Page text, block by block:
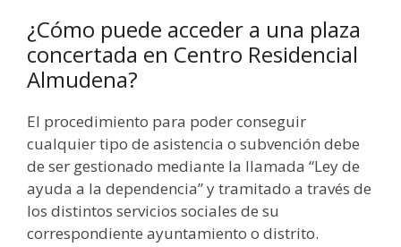
¿Cómo puede acceder a una plaza
concertada en Centro Residencial
Almudena?
El procedimiento para poder conseguir
cualquier tipo de asistencia o subvención debe
de ser gestionado mediante la llamada “Ley de
ayuda a la dependencia” y tramitado a través de
los distintos servicios sociales de su
correspondiente ayuntamiento o distrito.